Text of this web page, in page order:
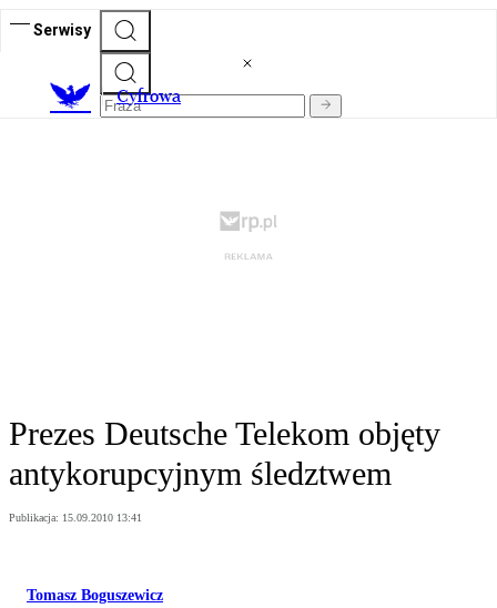
Serwisy
Cyfrowa
Prezes Deutsche Telekom objęty
antykorupcyjnym śledztwem
Publikacja: 15.09.2010 13:41
Tomasz Boguszewicz